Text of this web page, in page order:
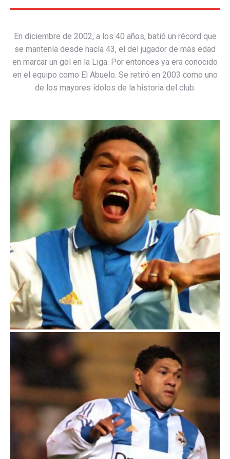
En diciembre de 2002, a los 40 años, batió un récord que
se mantenía desde hacía 43, el del jugador de más edad
en marcar un gol en la Liga. Por entonces ya era conocido
en el equipo como El Abuelo. Se retiró en 2003 como uno
de los mayores ídolos de la historia del club.